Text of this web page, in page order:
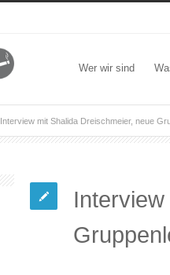
Wer wir sind
Interview mit Shalida Dreischmeier, neue